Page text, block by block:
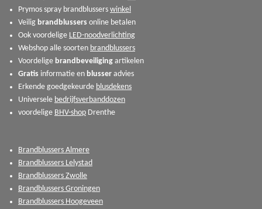
Prymos spray brandblussers winkel
Veilig brandblussers online betalen
Ook voordelige LED-noodverlichting
Webshop alle soorten brandblussers
Voordelige brandbeveiliging artikelen
Gratis informatie en blusser advies
Erkende goedgekeurde blusdekens
Universele bedrijfsverbanddozen
voordelige BHV-shop Drenthe
Brandblussers Almere
Brandblussers Lelystad
Brandblussers Zwolle
Brandblussers Groningen
Brandblussers Hoogeveen